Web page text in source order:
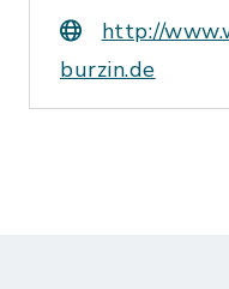
http://
burzin.de